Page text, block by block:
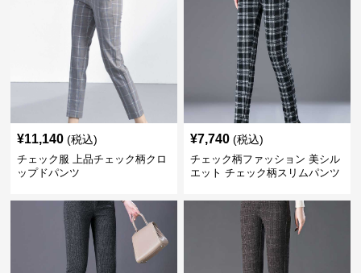
¥11,140 (税込)
チェック服 上品チェック柄クロ
ップドパンツ
¥7,740 (税込)
チェック柄ファッション 美シル
エット チェック柄スリムパンツ